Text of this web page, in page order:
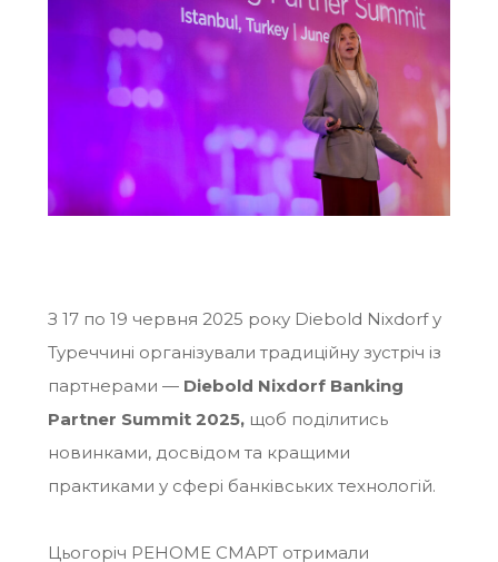
З 17 по 19 червня 2025 року Diebold Nixdorf у
Туреччині організували традиційну зустріч із
партнерами — Diebold Nixdorf Banking
Partner Summit 2025,щоб поділитись
новинками, досвідом та кращими
практиками у сфері банківських технологій.
Цьогоріч РЕНОМЕ СМАРТ отримали